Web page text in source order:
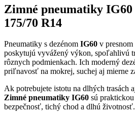
Zimné pneumatiky
175/70 R14
Pneumatiky s dezénom IG60 v presnom
poskytujú vyvážený výkon, spoľahlivú
rôznych podmienkach. Ich moderný
priľnavosť na mokrej, suchej aj mierne
Ak potrebujete istotu na dlhých trasách
Zimné pneumatiky IG60 sú
bezpečnosť, tichý chod a dlhú životnosť.